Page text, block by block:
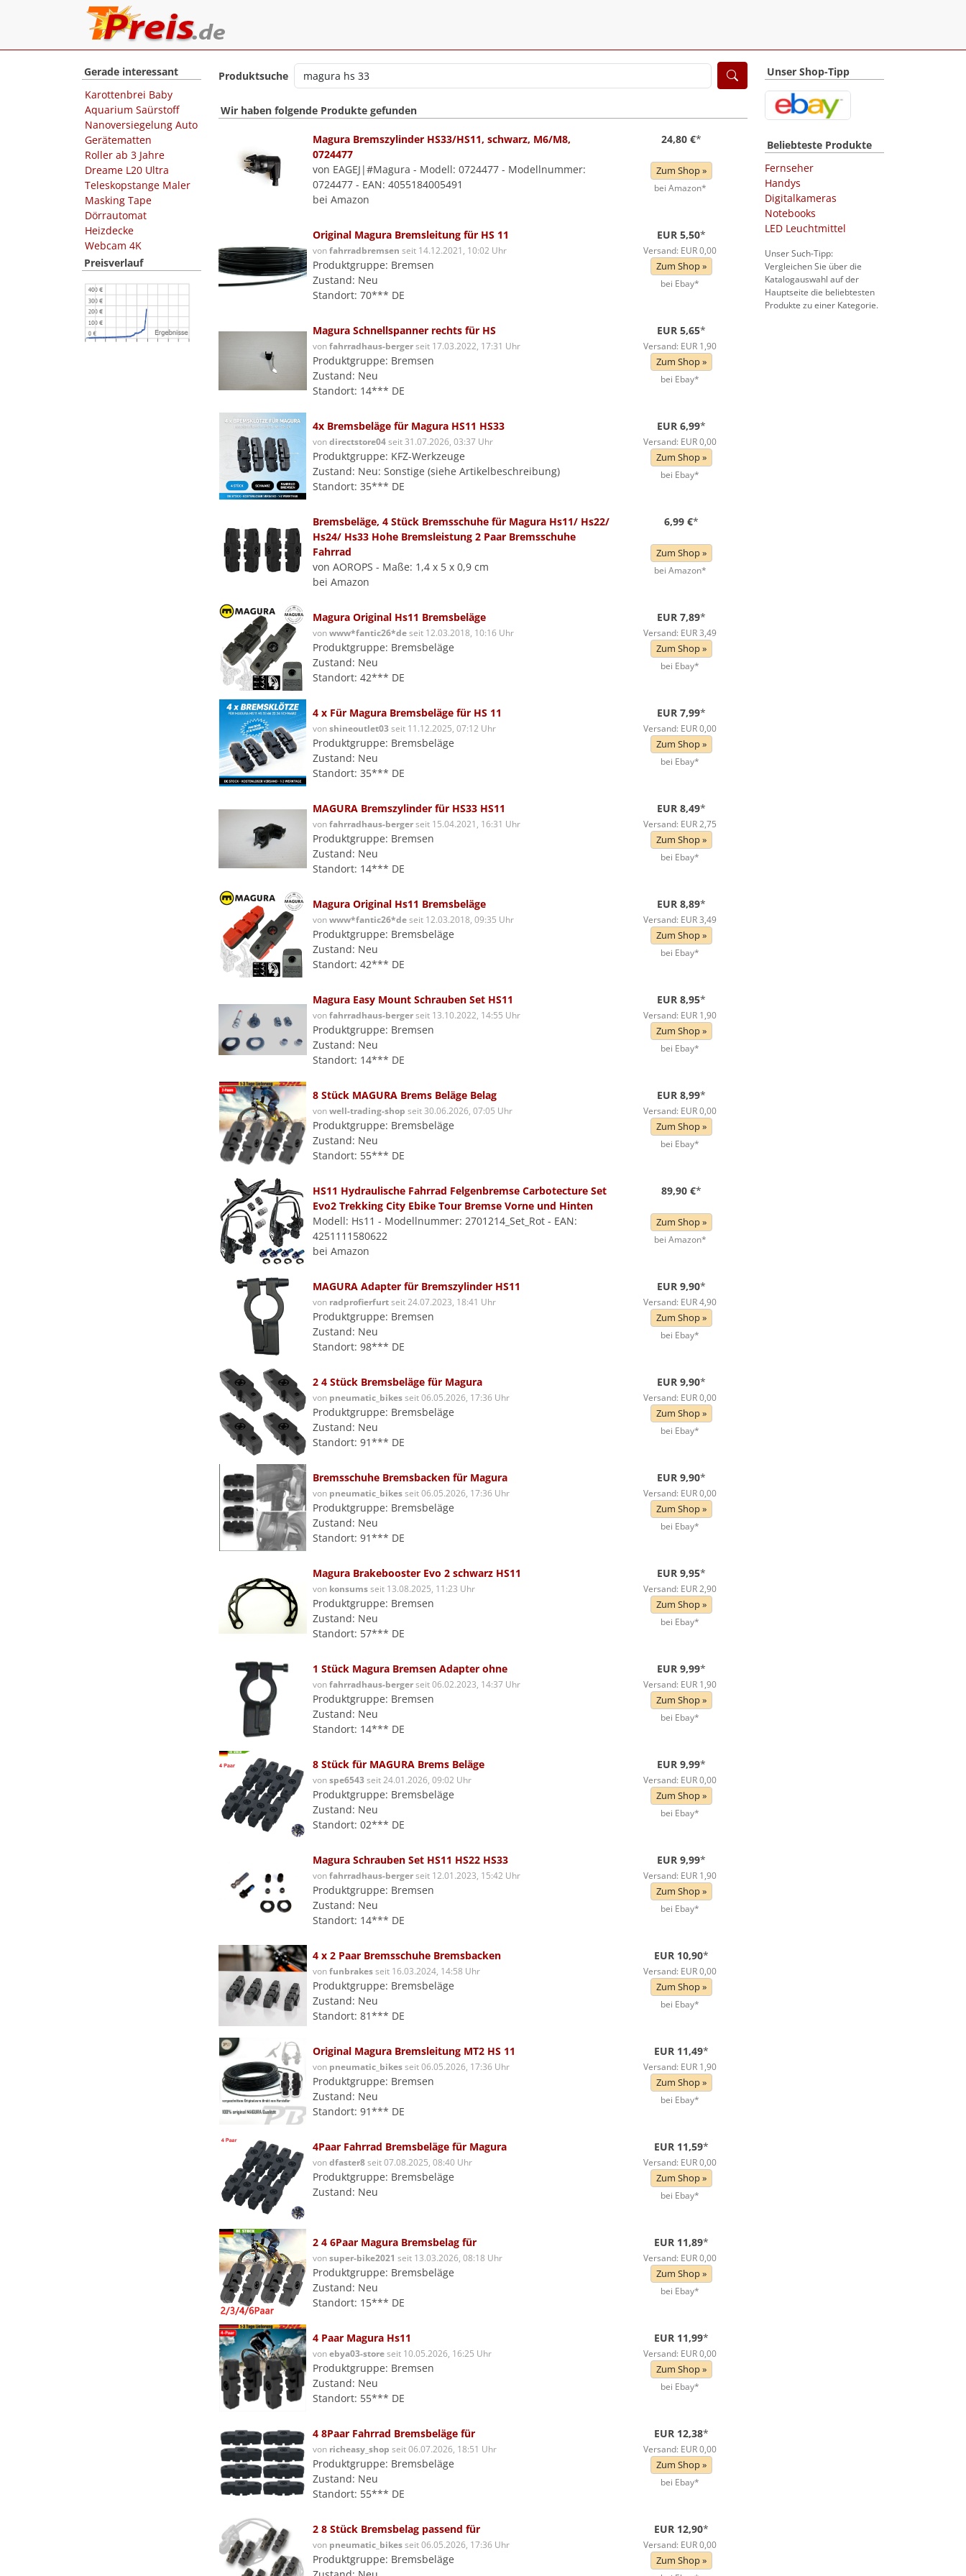
Gerade interessant
Karottenbrei Baby
Aquarium Saürstoff
Nanoversiegelung Auto
Gerätematten
Roller ab 3 Jahre
Dreame L20 Ultra
Teleskopstange Maler
Masking Tape
Dörrautomat
Heizdecke
Webcam 4K
Preisverlauf
Produktsuche
Wir haben folgende Produkte gefunden
Magura Bremszylinder HS33/HS11, schwarz, M6/M8,
0724477
von EAGEJ|#Magura - Modell: 0724477 - Modellnummer:
0724477 - EAN: 4055184005491
bei Amazon
24,80 €*
Zum Shop »
bei Amazon*
Original Magura Bremsleitung für HS 11
vonfahrradbremsen seit 14.12.2021, 10:02 Uhr
Produktgruppe: Bremsen
Zustand: Neu
Standort: 70*** DE
EUR 5,50*
Versand: EUR 0,00
Zum Shop »
bei Ebay*
Magura Schnellspanner rechts für HS
vonfahrradhaus-bergerseit 17.03.2022, 17:31 Uhr
Produktgruppe: Bremsen
Zustand: Neu
Standort: 14*** DE
EUR 5,65*
Versand: EUR 1,90
Zum Shop »
bei Ebay*
4x Bremsbeläge für Magura HS11 HS33
vondirectstore04seit 31.07.2026, 03:37 Uhr
Produktgruppe: KFZ-Werkzeuge
Zustand: Neu: Sonstige (siehe Artikelbeschreibung)
Standort: 35*** DE
EUR 6,99*
Versand: EUR 0,00
Zum Shop »
bei Ebay*
Bremsbeläge, 4 Stück Bremsschuhe für Magura Hs11/ Hs22/
Hs24/ Hs33 Hohe Bremsleistung 2 Paar Bremsschuhe
Fahrrad
von AOROPS - Maße: 1,4 x 5 x 0,9 cm
bei Amazon
6,99 €*
Zum Shop »
bei Amazon*
Magura Original Hs11 Bremsbeläge
vonwww*fantic26*deseit 12.03.2018, 10:16 Uhr
Produktgruppe: Bremsbeläge
Zustand: Neu
Standort: 42*** DE
EUR 7,89*
Versand: EUR 3,49
Zum Shop »
bei Ebay*
4 x Für Magura Bremsbeläge für HS 11
vonshineoutlet03seit 11.12.2025, 07:12 Uhr
Produktgruppe: Bremsbeläge
Zustand: Neu
Standort: 35*** DE
EUR 7,99*
Versand: EUR 0,00
Zum Shop »
bei Ebay*
MAGURA Bremszylinder für HS33 HS11
vonfahrradhaus-bergerseit 15.04.2021, 16:31 Uhr
Produktgruppe: Bremsen
Zustand: Neu
Standort: 14*** DE
EUR 8,49*
Versand: EUR 2,75
Zum Shop »
bei Ebay*
Magura Original Hs11 Bremsbeläge
vonwww*fantic26*deseit 12.03.2018, 09:35 Uhr
Produktgruppe: Bremsbeläge
Zustand: Neu
Standort: 42*** DE
EUR 8,89*
Versand: EUR 3,49
Zum Shop »
bei Ebay*
Magura Easy Mount Schrauben Set HS11
vonfahrradhaus-bergerseit 13.10.2022, 14:55 Uhr
Produktgruppe: Bremsen
Zustand: Neu
Standort: 14*** DE
EUR 8,95*
Versand: EUR 1,90
Zum Shop »
bei Ebay*
8 Stück MAGURA Brems Beläge Belag
vonwell-trading-shop seit 30.06.2026, 07:05 Uhr
Produktgruppe: Bremsbeläge
Zustand: Neu
Standort: 55*** DE
EUR 8,99*
Versand: EUR 0,00
Zum Shop »
bei Ebay*
HS11 Hydraulische Fahrrad Felgenbremse Carbotecture Set
Evo2 Trekking City Ebike Tour Bremse Vorne und Hinten
Modell: Hs11 - Modellnummer: 2701214_Set_Rot - EAN:
4251111580622
bei Amazon
89,90 €*
Zum Shop »
bei Amazon*
MAGURA Adapter für Bremszylinder HS11
von radprofierfurtseit 24.07.2023, 18:41 Uhr
Produktgruppe: Bremsen
Zustand: Neu
Standort: 98*** DE
EUR 9,90*
Versand: EUR 4,90
Zum Shop »
bei Ebay*
2 4 Stück Bremsbeläge für Magura
von pneumatic_bikesseit 06.05.2026, 17:36 Uhr
Produktgruppe: Bremsbeläge
Zustand: Neu
Standort: 91*** DE
EUR 9,90*
Versand: EUR 0,00
Zum Shop »
bei Ebay*
Bremsschuhe Bremsbacken für Magura
von pneumatic_bikesseit 06.05.2026, 17:36 Uhr
Produktgruppe: Bremsbeläge
Zustand: Neu
Standort: 91*** DE
EUR 9,90*
Versand: EUR 0,00
Zum Shop »
bei Ebay*
Magura Brakebooster Evo 2 schwarz HS11
von konsumsseit 13.08.2025, 11:23 Uhr
Produktgruppe: Bremsen
Zustand: Neu
Standort: 57*** DE
EUR 9,95*
Versand: EUR 2,90
Zum Shop »
bei Ebay*
1 Stück Magura Bremsen Adapter ohne
vonfahrradhaus-bergerseit 06.02.2023, 14:37 Uhr
Produktgruppe: Bremsen
Zustand: Neu
Standort: 14*** DE
EUR 9,99*
Versand: EUR 1,90
Zum Shop »
bei Ebay*
8 Stück für MAGURA Brems Beläge
vonspe6543seit 24.01.2026, 09:02 Uhr
Produktgruppe: Bremsbeläge
Zustand: Neu
Standort: 02*** DE
EUR 9,99*
Versand: EUR 0,00
Zum Shop »
bei Ebay*
Magura Schrauben Set HS11 HS22 HS33
vonfahrradhaus-bergerseit 12.01.2023, 15:42 Uhr
Produktgruppe: Bremsen
Zustand: Neu
Standort: 14*** DE
EUR 9,99*
Versand: EUR 1,90
Zum Shop »
bei Ebay*
4 x 2 Paar Bremsschuhe Bremsbacken
vonfunbrakesseit 16.03.2024, 14:58 Uhr
Produktgruppe: Bremsbeläge
Zustand: Neu
Standort: 81*** DE
EUR 10,90*
Versand: EUR 0,00
Zum Shop »
bei Ebay*
Original Magura Bremsleitung MT2 HS 11
von pneumatic_bikesseit 06.05.2026, 17:36 Uhr
Produktgruppe: Bremsen
Zustand: Neu
Standort: 91*** DE
EUR 11,49*
Versand: EUR 1,90
Zum Shop »
bei Ebay*
4Paar Fahrrad Bremsbeläge für Magura
vondfaster8seit 07.08.2025, 08:40 Uhr
Produktgruppe: Bremsbeläge
Zustand: Neu
EUR 11,59*
Versand: EUR 0,00
Zum Shop »
bei Ebay*
2 4 6Paar Magura Bremsbelag für
vonsuper-bike2021 seit 13.03.2026, 08:18 Uhr
Produktgruppe: Bremsbeläge
Zustand: Neu
Standort: 15*** DE
EUR 11,89*
Versand: EUR 0,00
Zum Shop »
bei Ebay*
4 Paar Magura Hs11
vonebya03-storeseit 10.05.2026, 16:25 Uhr
Produktgruppe: Bremsen
Zustand: Neu
Standort: 55*** DE
EUR 11,99*
Versand: EUR 0,00
Zum Shop »
bei Ebay*
4 8Paar Fahrrad Bremsbeläge für
von richeasy_shop seit 06.07.2026, 18:51 Uhr
Produktgruppe: Bremsbeläge
Zustand: Neu
Standort: 55*** DE
EUR 12,38*
Versand: EUR 0,00
Zum Shop »
bei Ebay*
2 8 Stück Bremsbelag passend für
von pneumatic_bikesseit 06.05.2026, 17:36 Uhr
Produktgruppe: Bremsbeläge
EUR 12,90*
Versand: EUR 0,00
Zum Shop »
Unser Shop-Tipp
Beliebteste Produkte
Fernseher
Handys
Digitalkameras
Notebooks
LED Leuchtmittel
Unser Such-Tipp:
Vergleichen Sie über die
Katalogauswahl auf der
Hauptseite die beliebtesten
Produkte zu einer Kategorie.